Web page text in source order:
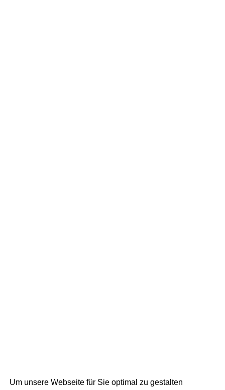
Um unsere Webseite für Sie optimal zu gestalten